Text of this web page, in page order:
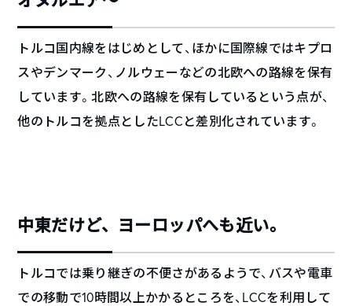
トルコ国内線をはじめとして、ほかに国際線ではキプロ
スやデンマーク、ノルウェーなどの北欧への路線を保有
しています。北欧への路線を保有しているという点が、
他のトルコを拠点としたLCCと差別化されています。
中東だけど、ヨーロッパへも近い。
トルコでは乗り継ぎの不便さがあるようで、バスや電車
での移動で10時間以上かかるところを、LCCを利用して